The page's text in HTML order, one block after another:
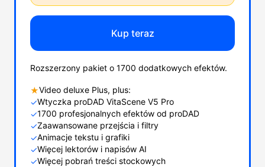
Kup teraz
Rozszerzony pakiet o 1700 dodatkowych efektów.
★Video deluxe Plus, plus:
✓Wtyczka proDAD VitaScene V5 Pro
✓1700 profesjonalnych efektów od proDAD
✓Zaawansowane przejścia i filtry
✓Animacje tekstu i grafiki
✓Więcej lektorów i napisów AI
✓Więcej pobrań treści stockowych